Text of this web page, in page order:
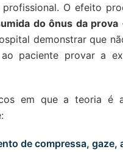
O efeito
do ônus da prova
demonstrar que
paciente provar a
em que a teoria é
de compressa, gaze,